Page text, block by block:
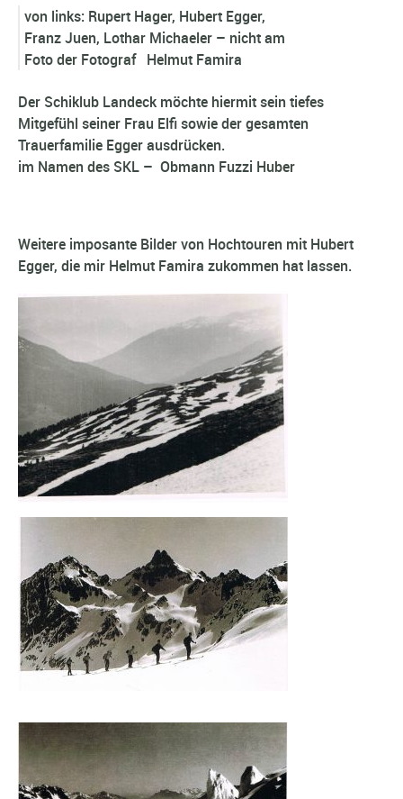
von links: Rupert Hager, Hubert Egger,
Franz Juen, Lothar Michaeler – nicht am
Foto der Fotograf Helmut Famira
Der Schiklub Landeck möchte hiermit sein tiefes
Mitgefühl seiner Frau Elfi sowie der gesamten
Trauerfamilie Egger ausdrücken.
im Namen des SKL – Obmann Fuzzi Huber
Weitere imposante Bilder von Hochtouren mit Hubert
Egger, die mir Helmut Famira zukommen hat lassen.